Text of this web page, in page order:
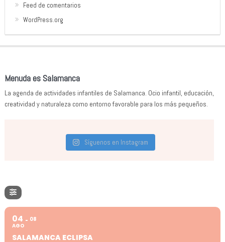
Feed de comentarios
WordPress.org
Menuda es Salamanca
La agenda de actividades infantiles de Salamanca. Ocio infantil, educación,
creatividad y naturaleza como entorno favorable para los más pequeños.
Síguenos en Instagram
04
AGO
08
SALAMANCA ECLIPSA